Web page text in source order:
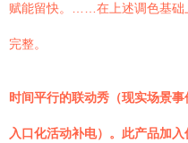
赋能留快。……在上述调色基础
完整。
时间平行的联动秀（现实场景
入口化活动补电）。此产品加